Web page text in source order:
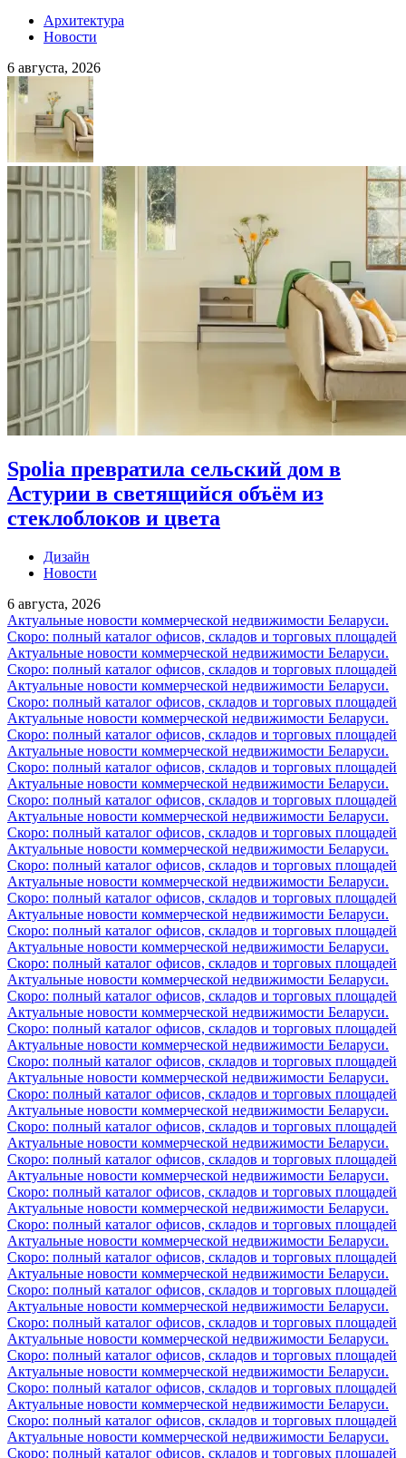
Архитектура
Новости
6 августа, 2026
Spolia превратила сельский дом в
Астурии в светящийся объём из
стеклоблоков и цвета
Дизайн
Новости
6 августа, 2026
Актуальные новости коммерческой недвижимости Беларуси.
Скоро: полный каталог офисов, складов и торговых площадей
Актуальные новости коммерческой недвижимости Беларуси.
Скоро: полный каталог офисов, складов и торговых площадей
Актуальные новости коммерческой недвижимости Беларуси.
Скоро: полный каталог офисов, складов и торговых площадей
Актуальные новости коммерческой недвижимости Беларуси.
Скоро: полный каталог офисов, складов и торговых площадей
Актуальные новости коммерческой недвижимости Беларуси.
Скоро: полный каталог офисов, складов и торговых площадей
Актуальные новости коммерческой недвижимости Беларуси.
Скоро: полный каталог офисов, складов и торговых площадей
Актуальные новости коммерческой недвижимости Беларуси.
Скоро: полный каталог офисов, складов и торговых площадей
Актуальные новости коммерческой недвижимости Беларуси.
Скоро: полный каталог офисов, складов и торговых площадей
Актуальные новости коммерческой недвижимости Беларуси.
Скоро: полный каталог офисов, складов и торговых площадей
Актуальные новости коммерческой недвижимости Беларуси.
Скоро: полный каталог офисов, складов и торговых площадей
Актуальные новости коммерческой недвижимости Беларуси.
Скоро: полный каталог офисов, складов и торговых площадей
Актуальные новости коммерческой недвижимости Беларуси.
Скоро: полный каталог офисов, складов и торговых площадей
Актуальные новости коммерческой недвижимости Беларуси.
Скоро: полный каталог офисов, складов и торговых площадей
Актуальные новости коммерческой недвижимости Беларуси.
Скоро: полный каталог офисов, складов и торговых площадей
Актуальные новости коммерческой недвижимости Беларуси.
Скоро: полный каталог офисов, складов и торговых площадей
Актуальные новости коммерческой недвижимости Беларуси.
Скоро: полный каталог офисов, складов и торговых площадей
Актуальные новости коммерческой недвижимости Беларуси.
Скоро: полный каталог офисов, складов и торговых площадей
Актуальные новости коммерческой недвижимости Беларуси.
Скоро: полный каталог офисов, складов и торговых площадей
Актуальные новости коммерческой недвижимости Беларуси.
Скоро: полный каталог офисов, складов и торговых площадей
Актуальные новости коммерческой недвижимости Беларуси.
Скоро: полный каталог офисов, складов и торговых площадей
Актуальные новости коммерческой недвижимости Беларуси.
Скоро: полный каталог офисов, складов и торговых площадей
Актуальные новости коммерческой недвижимости Беларуси.
Скоро: полный каталог офисов, складов и торговых площадей
Актуальные новости коммерческой недвижимости Беларуси.
Скоро: полный каталог офисов, складов и торговых площадей
Актуальные новости коммерческой недвижимости Беларуси.
Скоро: полный каталог офисов, складов и торговых площадей
Актуальные новости коммерческой недвижимости Беларуси.
Скоро: полный каталог офисов, складов и торговых площадей
Актуальные новости коммерческой недвижимости Беларуси.
Скоро: полный каталог офисов, складов и торговых площадей